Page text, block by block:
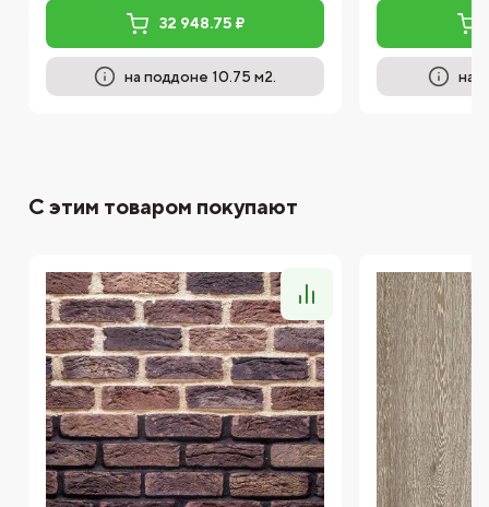
32 948.75 ₽
на поддоне 10.75 м2. на
С этим товаром покупают